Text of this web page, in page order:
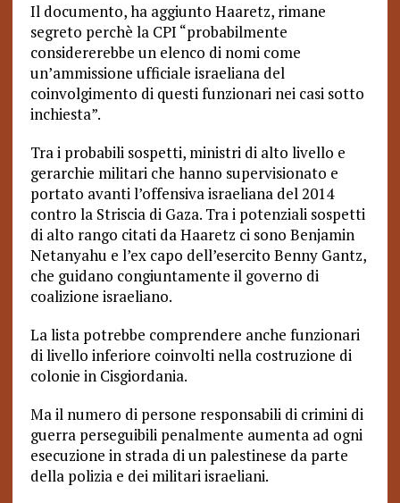
Il documento, ha aggiunto Haaretz, rimane
segreto perchè la CPI “probabilmente
considererebbe un elenco di nomi come
un’ammissione ufficiale israeliana del
coinvolgimento di questi funzionari nei casi sotto
inchiesta”.
Tra i probabili sospetti, ministri di alto livello e
gerarchie militari che hanno supervisionato e
portato avanti l’offensiva israeliana del 2014
contro la Striscia di Gaza. Tra i potenziali sospetti
di alto rango citati da Haaretz ci sono Benjamin
Netanyahu e l’ex capo dell’esercito Benny Gantz,
che guidano congiuntamente il governo di
coalizione israeliano.
La lista potrebbe comprendere anche funzionari
di livello inferiore coinvolti nella costruzione di
colonie in Cisgiordania.
Ma il numero di persone responsabili di crimini di
guerra perseguibili penalmente aumenta ad ogni
esecuzione in strada di un palestinese da parte
della polizia e dei militari israeliani.